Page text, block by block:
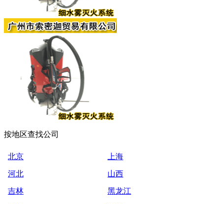
按地区查找公司
北京 上海
河北 山西
吉林 黑龙江